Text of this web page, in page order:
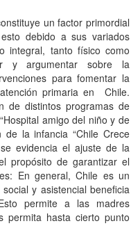
un factor primordial
debido a sus variados
integral, tanto físico como
y argumentar sobre la
para fomentar la
primaria en Chile.
de distintos programas de
amigo del niño y de
de la infancia “Chile Crece
evidencia el ajuste de la
propósito de garantizar el
En general, Chile es un
y asistencial beneficia
permite a las madres
permita hasta cierto punto